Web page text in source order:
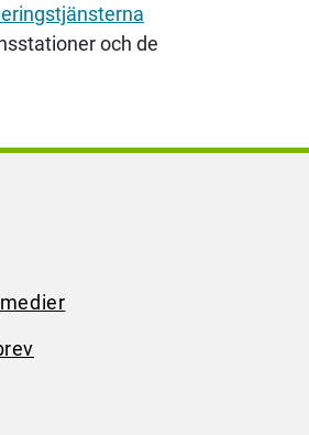
och de